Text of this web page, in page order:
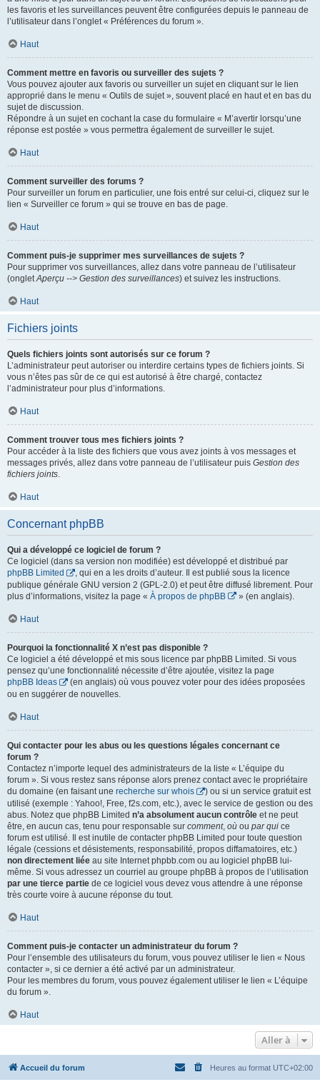
les favoris et les surveillances peuvent être configurées depuis le panneau de
l’utilisateur dans l’onglet « Préférences du forum ».
Haut
Comment mettre en favoris ou surveiller des sujets ?
Vous pouvez ajouter aux favoris ou surveiller un sujet en cliquant sur le lien
approprié dans le menu « Outils de sujet », souvent placé en haut et en bas du
sujet de discussion.
Répondre à un sujet en cochant la case du formulaire « M’avertir lorsqu’une
réponse est postée » vous permettra également de surveiller le sujet.
Haut
Comment surveiller des forums ?
Pour surveiller un forum en particulier, une fois entré sur celui-ci, cliquez sur le
lien « Surveiller ce forum » qui se trouve en bas de page.
Haut
Comment puis-je supprimer mes surveillances de sujets ?
Pour supprimer vos surveillances, allez dans votre panneau de l’utilisateur
(ongletAperçu --> Gestion des surveillances) et suivez les instructions.
Haut
Fichiers joints
Quels fichiers joints sont autorisés sur ce forum ?
L’administrateur peut autoriser ou interdire certains types de fichiers joints. Si
vous n’êtes pas sûr de ce qui est autorisé à être chargé, contactez
l’administrateur pour plus d’informations.
Haut
Comment trouver tous mes fichiers joints ?
Pour accéder à la liste des fichiers que vous avez joints à vos messages et
messages privés, allez dans votre panneau de l’utilisateur puis Gestion des
fichiers joints.
Haut
Concernant phpBB
Qui a développé ce logiciel de forum ?
Ce logiciel (dans sa version non modifiée) est développé et distribué par
phpBB Limited
, qui en a les droits d’auteur. Il est publié sous la licence
publique générale GNU version 2 (GPL-2.0) et peut être diffusé librement. Pour
plus d’informations, visitez la page « À propos de phpBB » (en anglais).
Haut
Pourquoi la fonctionnalité X n’est pas disponible ?
Ce logiciel a été développé et mis sous licence par phpBB Limited. Si vous
pensez qu’une fonctionnalité nécessite d’être ajoutée, visitez la page
phpBB Ideas
(en anglais) où vous pouvez voter pour des idées proposées
ou en suggérer de nouvelles.
Haut
Qui contacter pour les abus ou les questions légales concernant ce
forum ?
Contactez n’importe lequel des administrateurs de la liste « L’équipe du
forum ». Si vous restez sans réponse alors prenez contact avec le propriétaire
du domaine (en faisant une recherche sur whois
) ou si un service gratuit est
utilisé (exemple : Yahoo!, Free, f2s.com, etc.), avec le service de gestion ou des
abus. Notez que phpBB Limited n’a absolument aucun contrôle et ne peut
être, en aucun cas, tenu pour responsable sur comment, où ou par qui ce
forum est utilisé. Il est inutile de contacter phpBB Limited pour toute question
légale (cessions et désistements, responsabilité, propos diffamatoires, etc.)
non directement liée au site Internet phpbb.com ou au logiciel phpBB lui-
même. Si vous adressez un courriel au groupe phpBB à propos de l’utilisation
par une tierce partie de ce logiciel vous devez vous attendre à une réponse
très courte voire à aucune réponse du tout.
Haut
Comment puis-je contacter un administrateur du forum ?
Pour l’ensemble des utilisateurs du forum, vous pouvez utiliser le lien « Nous
contacter », si ce dernier a été activé par un administrateur.
Pour les membres du forum, vous pouvez également utiliser le lien « L’équipe
du forum ».
Haut
Aller à
Accueil du forum Heures au format UTC+02:00